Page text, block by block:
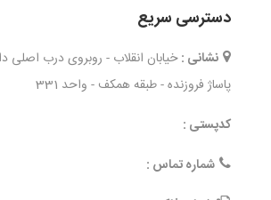
دسترسی سریع
نشانی : خیابان انقلاب - روبروی درب اصلی
پاساژ فروزنده - طبقه همکف - واحد 331
کدپستی :
شماره تماس :